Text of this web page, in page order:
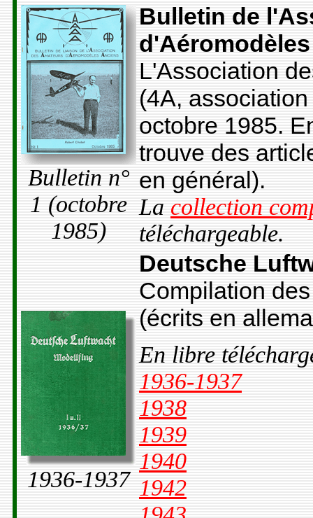
Bulletin n°
1 (octobre
1985)
Bulletin de
L'Association
(4A,
octobre 1985.
trouve des
en général).
La collection
téléchargeable.
1936-1937
Deutsche
Compilation
(écrits en
En libre
1936-1937
1938
1939
1940
1942